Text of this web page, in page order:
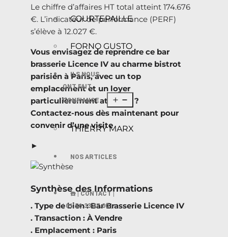
COURTEPAILLE
FORNO GUSTO
ILS NOUS
ONT FAIT
CONFIANCE
THIERRY MARX
NOS ARTICLES
☎️ | CONTACT |
| 01.56.33 47.00 |
Le chiffre d’affaires HT total atteint 174.676
€. L’indicateur de performance (PERF)
s’élève à 12.027 €.
Vous envisagez de reprendre ce bar
brasserie Licence IV au charme bistrot
parisien à Paris, avec un top
emplacement et un loyer
particulièrement attractif ?
Contactez-nous dès maintenant pour
convenir d’une visite
►
Synthèse des Informations
. Type de bien : Bar Brasserie Licence IV
. Transaction : À Vendre
. Emplacement : Paris